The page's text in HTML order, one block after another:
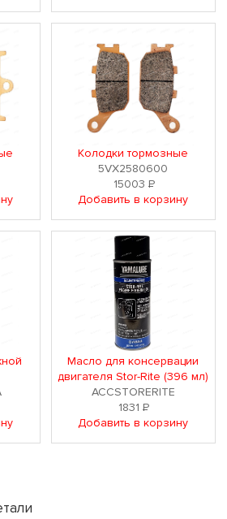
Колодки тормозные
5VX2580600
15003 Р
Добавить в корзину
Масло для консервации
двигателя Stor-Rite (396 мл)
ACCSTORERITE
1831Р
Добавить в корзину